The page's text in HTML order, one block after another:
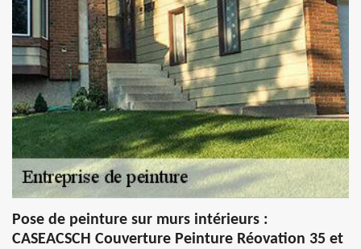
Pose de peinture sur murs intérieurs :
CASEACSCH Couverture Peinture Réovation 35 et